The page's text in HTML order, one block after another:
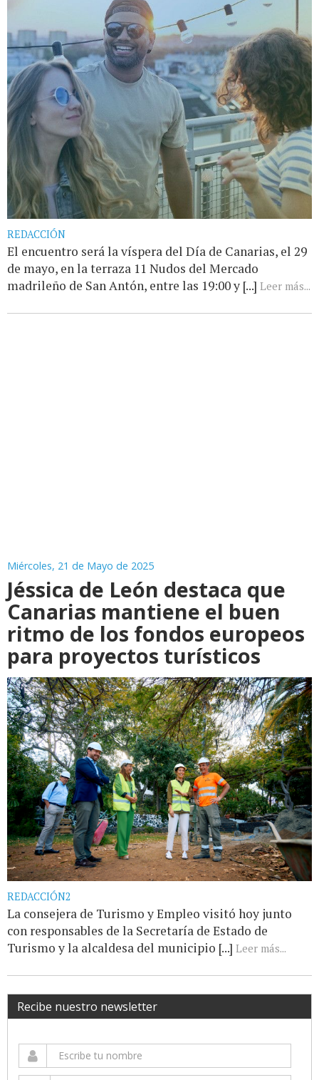
REDACCIÓN
El encuentro será la víspera del Día de Canarias, el 29
de mayo, en la terraza 11 Nudos del Mercado
madrileño de San Antón, entre las 19:00 y [...] Leer más...
Miércoles, 21 de Mayo de 2025
Jéssica de León destaca que
Canarias mantiene el buen
ritmo de los fondos europeos
para proyectos turísticos
REDACCIÓN2
La consejera de Turismo y Empleo visitó hoy junto
con responsables de la Secretaría de Estado de
Turismo y la alcaldesa del municipio [...] Leer más...
Recibe nuestro newsletter